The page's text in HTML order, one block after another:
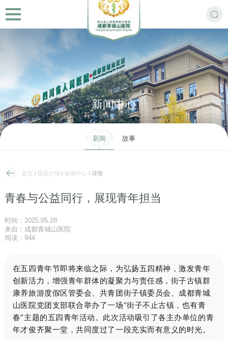
新闻中心
新闻 故事
首页 / 医院介绍 / 新闻中心/ 详情
青春与公益同行，展现青年担当
时间：2025.05.28
来自：成都青城山医院
阅读：944
在五四青年节即将来临之际，为弘扬五四精神，激发青年
创新活力，增强青年群体的凝聚力与责任感，街子古镇群
康养旅游度假区管委会、共青团街子镇委员会、成都青城
山医院党团支部联合举办了一场“街子不止古镇，也有青
春”主题的五四青年活动。此次活动吸引了各主办单位的青
年才俊齐聚一堂，共同度过了一段充实而有意义的时光。